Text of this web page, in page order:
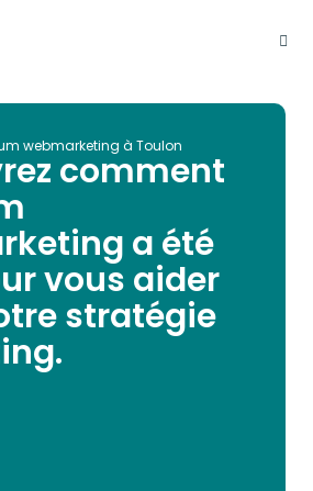
webmarketing à Toulon
comment
a été
vous aider
stratégie